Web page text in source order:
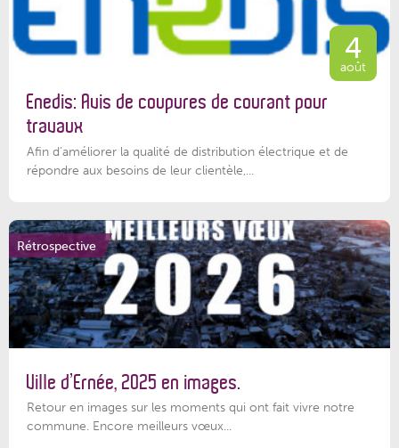
4
août
Enedis: Avis de coupures de courant pour
travaux
Afin d’améliorer la qualité de distribution électrique et de
répondre aux besoins de leur clientèle,...
Rétrospective
Ville d’Ernée, 2025 en images.
Retour en images sur les moments qui ont fait vivre notre
commune. Encore meilleurs vœux...